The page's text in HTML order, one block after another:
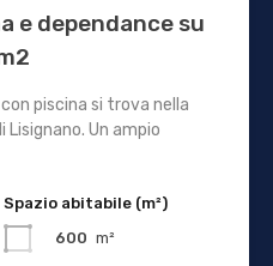
e dependance su
piscina si trova nella
Un ampio
Spazio abitabile (m²)
600 m²